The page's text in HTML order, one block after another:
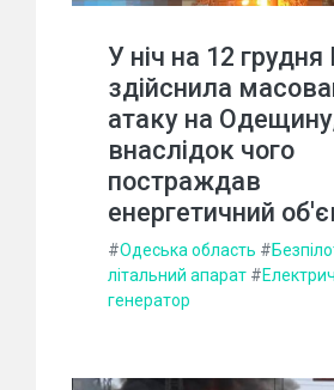
У ніч на 12 грудня
здійснила
атаку на
внаслідок чого
постраждав
енергетичний
#Одеська область #
літальний апарат #
генератор